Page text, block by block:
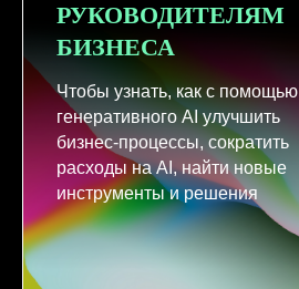
РУКОВОДИТЕЛЯМ
БИЗНЕСА
Чтобы узнать, как с помощью
генеративного AI улучшить
бизнес-процессы, сократить
расходы на AI, найти новые
инструменты и решения